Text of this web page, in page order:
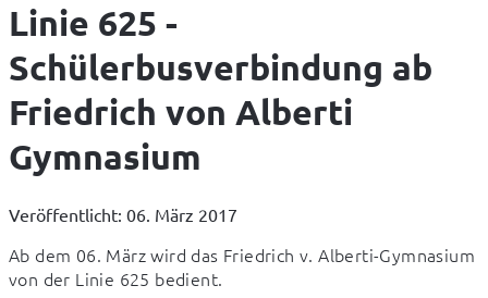
Linie 625 -
Schülerbusverbindung ab
Friedrich von Alberti
Gymnasium
Veröffentlicht: 06. März 2017
Ab dem 06. März wird das Friedrich v. Alberti-Gymnasium
von der Linie 625 bedient.